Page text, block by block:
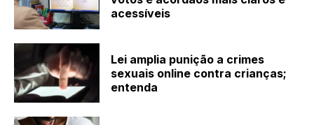
acessíveis
Lei amplia punição a crimes
sexuais online contra crianças;
entenda